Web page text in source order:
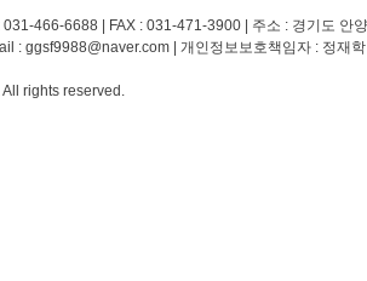
031-466-6688 | FAX : 031-471-3900 | 주소 : 경기도 안
: ggsf9988@naver.com | 개인정보보호책임자 : 정재학
rights reserved.